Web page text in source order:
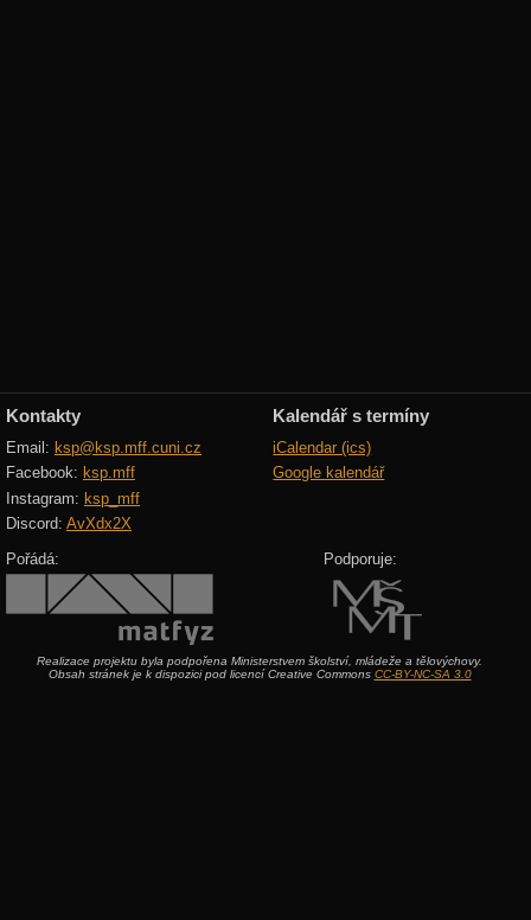
Kontakty
Email: ksp@ksp.mff.cuni.cz
Facebook: ksp.mff
Instagram: ksp_mff
Discord: AvXdx2X
Kalendář s termíny
iCalendar (ics)
Google kalendář
Pořádá: Podporuje:
Realizace projektu byla podpořena Ministerstvem školství, mládeže a tělovýchovy.
Obsah stránek je k dispozici pod licencí Creative Commons CC-BY-NC-SA 3.0